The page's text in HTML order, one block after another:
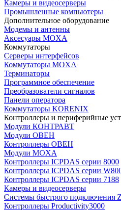
Камеры и видеосерверы
Промышленные компьютеры
Дополнительное оборудование
Модемы и антенны
Аксесуары MOXA
Коммутаторы
Серверы интерфейсов
Коммутаторы MOXA
Терминаторы
Программное обеспечение
Преобразователи сигналов
Панели оператора
Коммутаторы KORENIX
Контроллеры и периферийные
Модули КОНТРАВТ
Модули ОВЕН
Контроллеры ОВЕН
Модули MOXA
Контроллеры ICPDAS серии 8000
Контроллеры ICPDAS серии
Контроллеры ICPDAS серии 7188
Камеры и видеосерверы
Системы быстрого подключения
Контроллеры Productivity3000